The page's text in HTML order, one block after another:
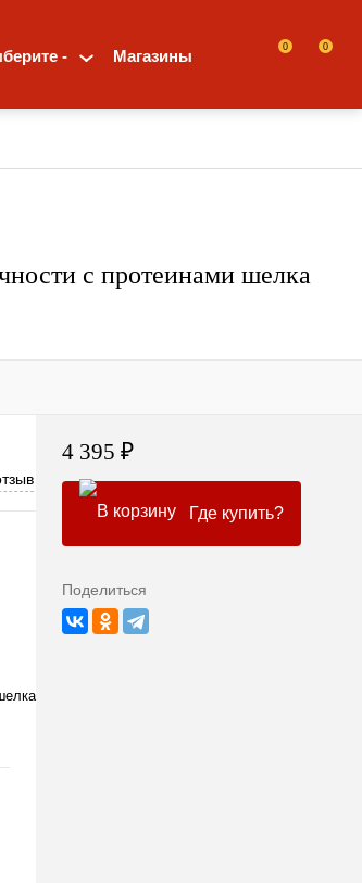
- Магазины
0 0
с протеинами шелка
4 395 ₽
Где купить?
Поделиться